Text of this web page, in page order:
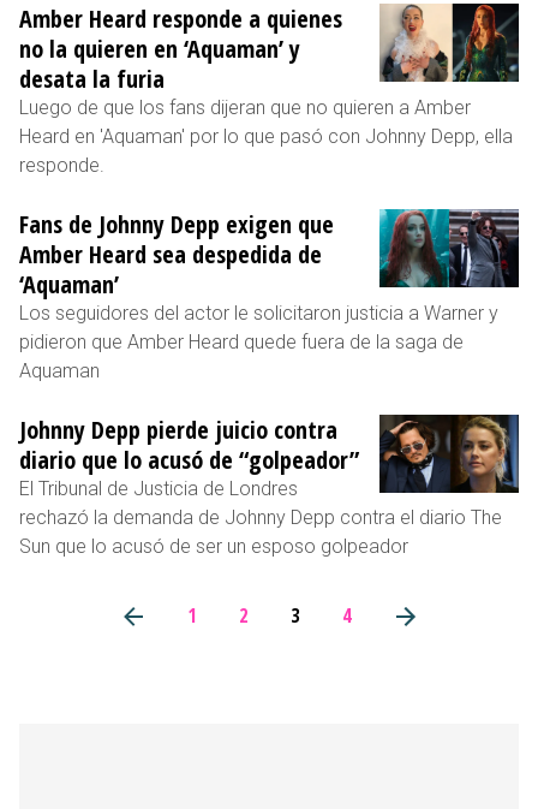
Amber Heard responde a quienes
no la quieren en ‘Aquaman’ y
desata la furia
Luego de que los fans dijeran que no quieren a Amber
Heard en 'Aquaman' por lo que pasó con Johnny Depp, ella
responde.
Fans de Johnny Depp exigen que
Amber Heard sea despedida de
‘Aquaman’
Los seguidores del actor le solicitaron justicia a Warner y
pidieron que Amber Heard quede fuera de la saga de
Aquaman
Johnny Depp pierde juicio contra
diario que lo acusó de “golpeador”
El Tribunal de Justicia de Londres
rechazó la demanda de Johnny Depp contra el diario The
Sun que lo acusó de ser un esposo golpeador
1 2 3 4